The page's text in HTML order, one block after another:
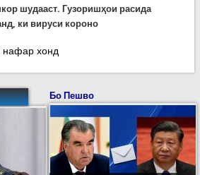
шудааст. Гузоришҳои расида
ки вируси короно
короно дар хориҷ аз Чин густариш
нафар хонд
Бо Пешво